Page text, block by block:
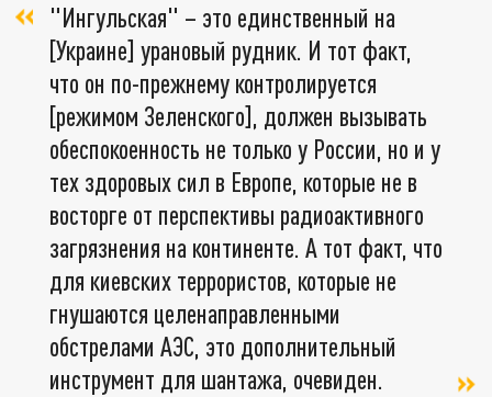
"Ингульская" – это единственный на
[Украине] урановый рудник. И тот факт,
что он по-прежнему контролируется
[режимом Зеленского], должен вызывать
обеспокоенность не только у России, но и у
тех здоровых сил в Европе, которые не в
восторге от перспективы радиоактивного
загрязнения на континенте. А тот факт, что
для киевских террористов, которые не
гнушаются целенаправленными
обстрелами АЭС, это дополнительный
инструмент для шантажа, очевиден.